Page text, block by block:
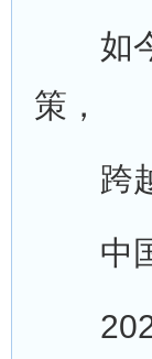
如今
策，
跨越
中国
2025